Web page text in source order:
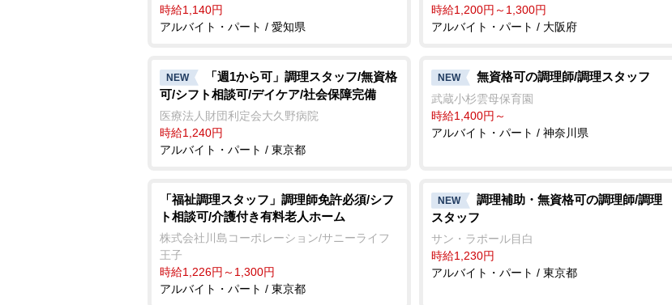
時給1,140円
アルバイト・パート / 愛知県
時給1,200円～1,300円
アルバイト・パート / 大阪府
NEW
「週1から可」調理スタッフ/無資格
可/シフト相談可/デイケア/社会保障完備
医療法人財団利定会大久野病院
時給1,240円
アルバイト・パート / 東京都
NEW 無資格可の調理師/調理スタッフ
武蔵小杉雲母保育園
時給1,400円～
アルバイト・パート / 神奈川県
「福祉調理スタッフ」調理師免許必須/シフ
ト相談可/介護付き有料老人ホーム
株式会社川島コーポレーション/サニーライフ
王子
時給1,226円～1,300円
アルバイト・パート / 東京都
NEW
調理補助・無資格可の調理師/調理
スタッフ
サン・ラポール目白
時給1,230円
アルバイト・パート / 東京都